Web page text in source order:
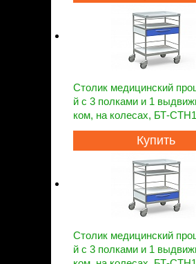
Столик медицинский
й с 3 полками и 1
ком, на колесах, БТ-
Купить
Столик медицинский
й с 3 полками и 1